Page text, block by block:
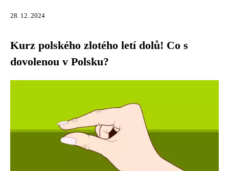
28. 12. 2024
Kurz polského zlotého letí dolů! Co s
dovolenou v Polsku?